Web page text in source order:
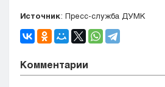
Источник: Пресс-служба ДУМК
Комментарии